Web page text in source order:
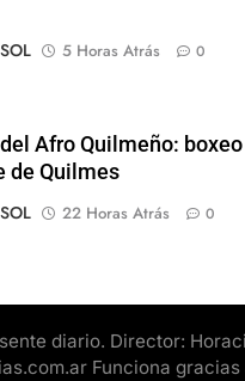
5 Horas Atrás 0
Afro Quilmeño:
de Quilmes
22 Horas Atrás 0
diario. Director:
Funciona gracias